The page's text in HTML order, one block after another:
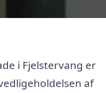
i Fjelstervang er
af